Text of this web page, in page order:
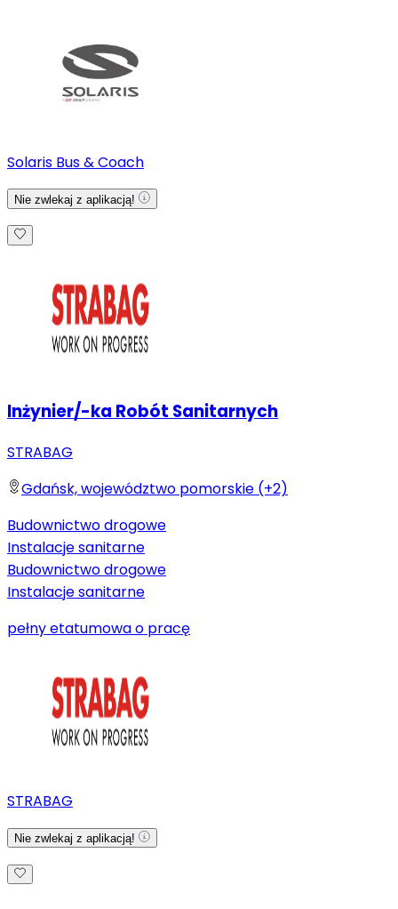
Solaris Bus & Coach
Nie zwlekaj z aplikacją!
Inżynier/-ka Robót Sanitarnych
STRABAG
Gdańsk, województwo pomorskie (+2)
Budownictwo drogowe
Instalacje sanitarne
Budownictwo drogowe
Instalacje sanitarne
pełny etatumowa o pracę
STRABAG
Nie zwlekaj z aplikacją!